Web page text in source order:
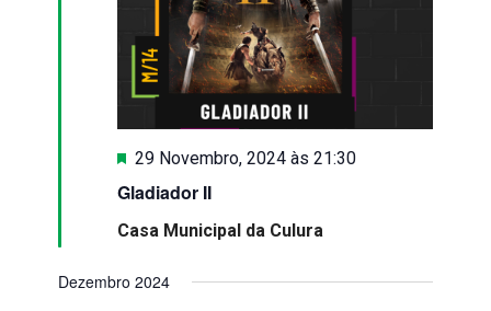
Gladiador II
Destaque
29 Novembro, 2024 às 21:30
Casa Municipal da Culura
Dezembro 2024